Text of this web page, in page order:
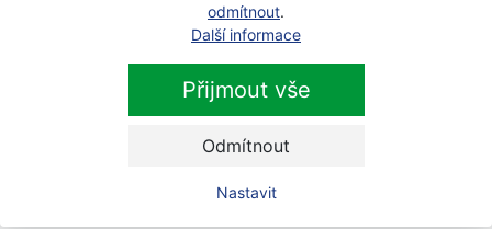
odmítnout.
Další informace
Přijmout vše
Odmítnout
Nastavit
Přihlaste se k odběru novinek
Zaškrtnutím souhlasím se zpracováním osobních